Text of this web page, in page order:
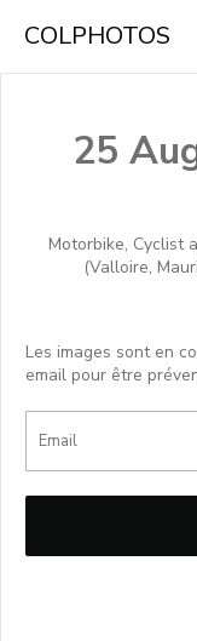
COLPHOTOS
25
Motorbike, Cyclist
(Valloire,
Les images sont en
email pour être